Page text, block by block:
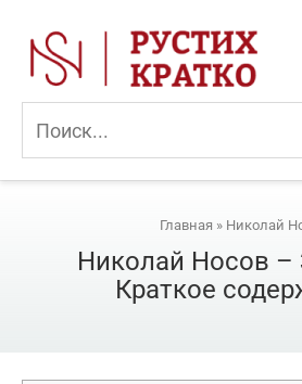
контенту
Главная » Николай
Николай Носов –
Краткое